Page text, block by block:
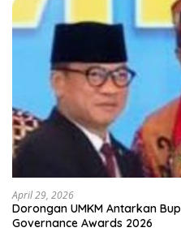
April 29, 2026
Dorongan UMKM Antarkan
Governance Awards 2026